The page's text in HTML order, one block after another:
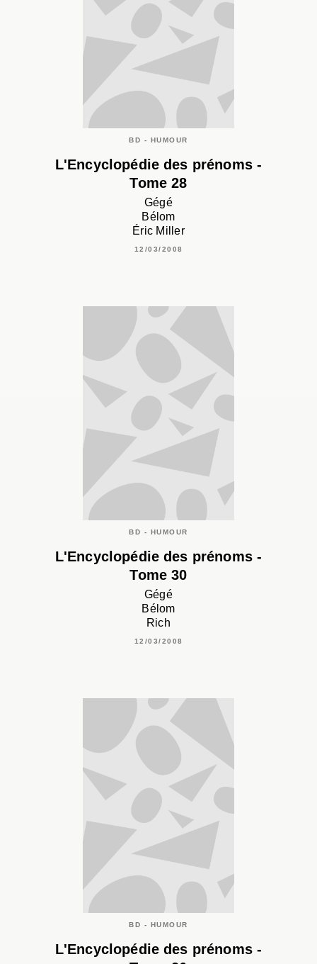
BD - HUMOUR
L'Encyclopédie des prénoms -
Tome 28
Gégé
Bélom
Éric Miller
12/03/2008
BD - HUMOUR
L'Encyclopédie des prénoms -
Tome 30
Gégé
Bélom
Rich
12/03/2008
BD - HUMOUR
L'Encyclopédie des prénoms -